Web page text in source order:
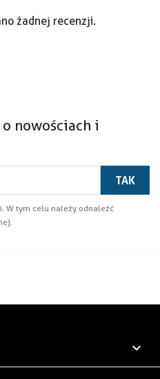
żadnej recenzji.
nowościach i
W tym celu należy odnaleźć
